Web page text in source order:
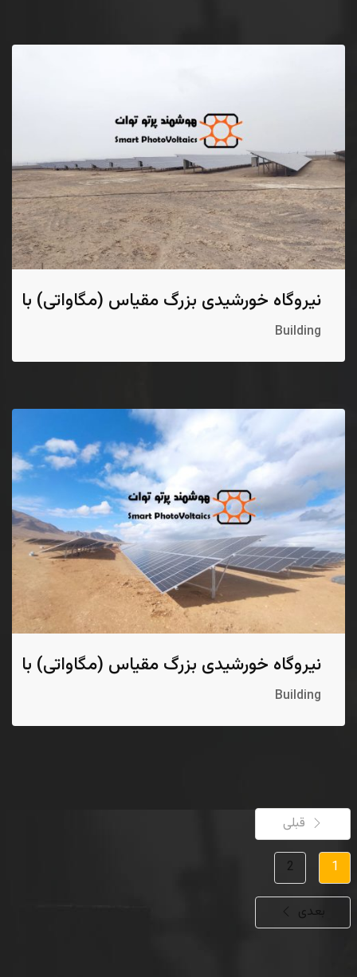
نیروگاه خورشیدی بزرگ مقیاس (مگاواتی) با
سازه ثابت
Building
نیروگاه خورشیدی بزرگ مقیاس (مگاواتی) با
سازه دنبال کننده خورشید
Building
قبلی
1
2
بعدی